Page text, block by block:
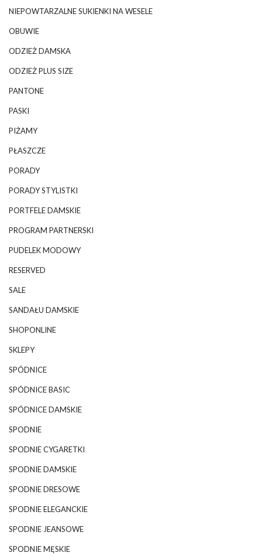
NIEPOWTARZALNE SUKIENKI NA WESELE
OBUWIE
ODZIEŻ DAMSKA
ODZIEŻ PLUS SIZE
PANTONE
PASKI
PIŻAMY
PŁASZCZE
PORADY
PORADY STYLISTKI
PORTFELE DAMSKIE
PROGRAM PARTNERSKI
PUDELEK MODOWY
RESERVED
SALE
SANDAŁU DAMSKIE
SHOPONLINE
SKLEPY
SPÓDNICE
SPÓDNICE BASIC
SPÓDNICE DAMSKIE
SPODNIE
SPODNIE CYGARETKI
SPODNIE DAMSKIE
SPODNIE DRESOWE
SPODNIE ELEGANCKIE
SPODNIE JEANSOWE
SPODNIE MĘSKIE